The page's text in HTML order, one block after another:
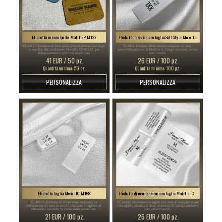
Etichetta in similpelle Model EP-M123
EP-M123 Etichette in finta pelle personalizzate con logo
o marchio del produttore Modello EP-M123, per
abbigliamento e prodotti tessili vari.
41 EUR / 50 pz.
Quantità minima: 50 pz.
PERSONALIZZA
TL-M16 Etichetta delle misure stampata su raso,
personalizzata con il Marchio o il logo sul retro, adatta
per i vestiti.
26 EUR / 100 pz.
Quantità minima: 100 pz.
PERSONALIZZA
Etichette taglia Model TC-M168
TC-M168 Etichette di dimensioni realizzate su
ordinazione da raso in rotolo, stampate e tagliate ad
ultrasuoni secondo le dimensioni presentate.
21 EUR / 100 pz.
TC-M336 Etichetta con taglie con testi di manutenzione
e lavaggio, adatta per abiti, accessori di abbigliamento e
vari articoli tessili.
26 EUR / 100 pz.